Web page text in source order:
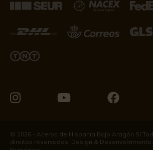
nos
no
Instagram
nos
no
Youtube
nos
no
Facebook
© 2026 - Aceros de Hispania Bajo Aragón Sl
direitos reservados. Design & Desenvolvimento: